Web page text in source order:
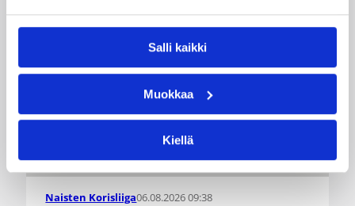
Salli kaikki
Muokkaa
Kiellä
Naisten Korisliiga06.08.2026 09:38